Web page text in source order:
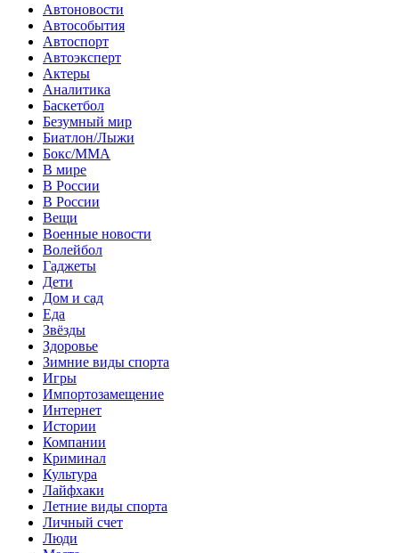
Автоновости
Автособытия
Автоспорт
Автоэксперт
Актеры
Аналитика
Баскетбол
Безумный мир
Биатлон/Лыжи
Бокс/MMA
В мире
В России
В России
Вещи
Военные новости
Волейбол
Гаджеты
Дети
Дом и сад
Еда
Звёзды
Здоровье
Зимние виды спорта
Игры
Импортозамещение
Интернет
Истории
Компании
Криминал
Культура
Лайфхаки
Летние виды спорта
Личный счет
Люди